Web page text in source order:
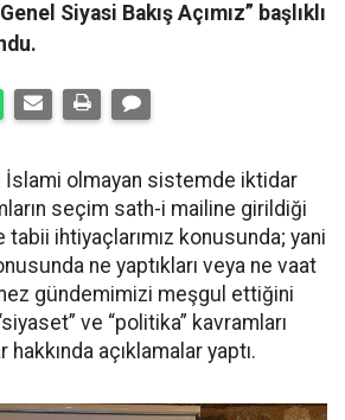
Siyasi Bakış Açımız” başlıklı
İslami olmayan sistemde iktidar
seçim sath-i mailine girildiği
ihtiyaçlarımız konusunda; yani
ne yaptıkları veya ne vaat
gündemimizi meşgul ettiğini
ve “politika” kavramları
hakkında açıklamalar yaptı.